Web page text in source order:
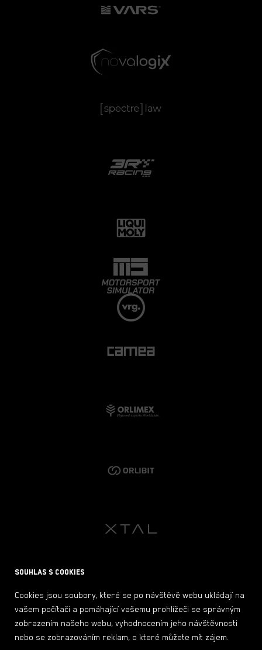
Souhlas s cookies
Cookies jsou soubory, které se po návštěvě webu ukládají na
vašem počítači a pomáhající vašemu prohlížeči se správným
zobrazením našeho webu, vyhodnocením jeho návštěvnosti
nebo se zobrazováním reklam, o které můžete mít zájem.
KTM X-Bow